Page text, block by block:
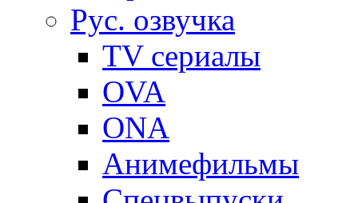
Рус. озвучка
TV сериалы
OVA
ONA
Анимефильмы